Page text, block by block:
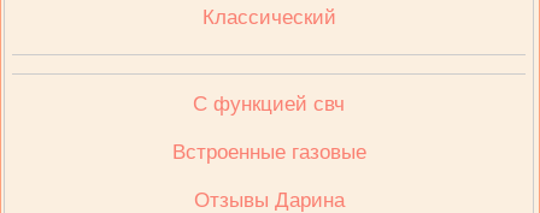
Классический
С функцией свч
Встроенные газовые
Отзывы Дарина